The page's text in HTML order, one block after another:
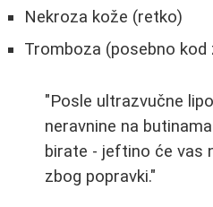
Nekroza kože (retko)
Tromboza (posebno kod
"Posle ultrazvučne
neravnine na
birate - jeftino će vas
zbog popravki."